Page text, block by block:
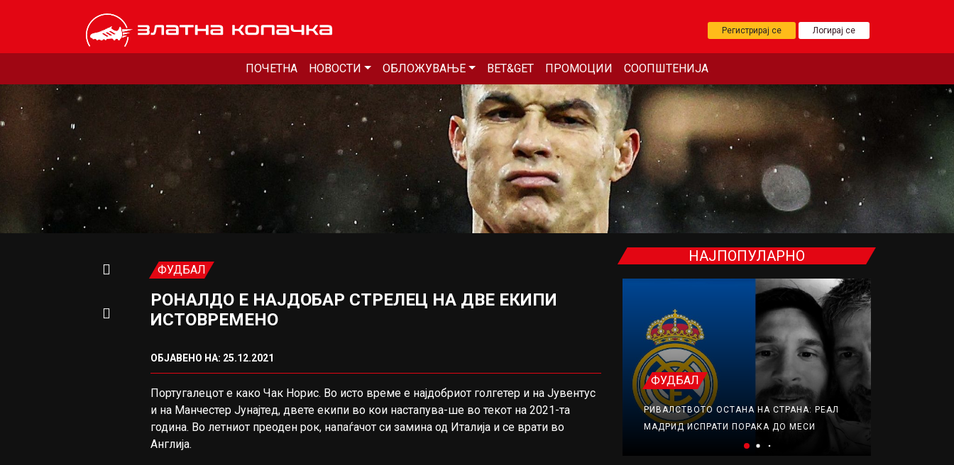
Регистрирај се Логирај се
ПОЧЕТНА НОВОСТИ ОБЛОЖУВАЊЕ BET&GET ПРОМОЦИИ СООПШТЕНИЈА
ФУДБАЛ
РОНАЛДО Е НАЈДОБАР СТРЕЛЕЦ НА ДВЕ ЕКИПИ
ИСТОВРЕМЕНО
ОБЈАВЕНО НА: 25.12.2021
Португалецот е како Чак Норис. Во исто време е најдобриот голгетер и на Јувентус
и на Манчестер Јунајтед, двете екипи во кои настапува-ше во текот на 2021-та
година. Во летниот преоден рок, напаѓачот си замина од Италија и се врати во
Англија.
НАЈПОПУЛАРНО
НЕМИРНА НОЌ ВО ЗАГРЕБ: МАСОВНА
ТЕПАЧКА НА БЕД БЛУ БОЈС И ТОРЦИДА
ФУДБАЛ
РИВАЛСТВОТО ОСТАНА НА СТРАНА: РЕАЛ
МАДРИД ИСПРАТИ ПОРАКА ДО МЕСИ